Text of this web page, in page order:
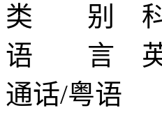
类 别 科
语 言 英语/
通话/粤语